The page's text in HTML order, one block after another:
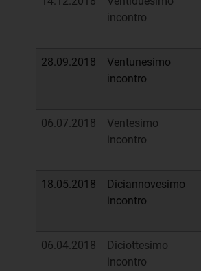
incontro
28.09.2018
Ventunesimo
incontro
06.07.2018
Ventesimo
incontro
18.05.2018
Diciannovesimo
incontro
06.04.2018
Diciottesimo
incontro